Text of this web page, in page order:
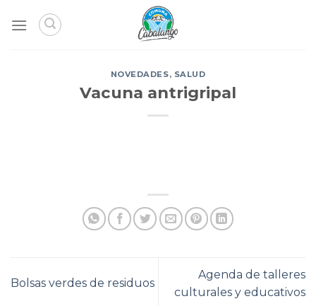
NOVEDADES, SALUD
Vacuna antrigripal
Bolsas verdes de residuos
Agenda de talleres
culturales y educativos